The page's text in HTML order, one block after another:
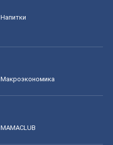
Напитки
Mакроэкономика
MAMACLUB